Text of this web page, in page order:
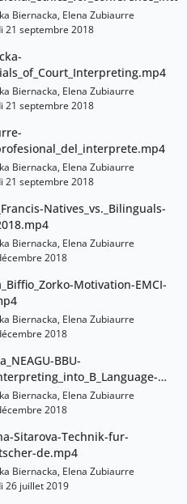
Biernacka, Elena Zubiaurre
21 septembre 2018
Biernacka, Elena Zubiaurre
21 septembre 2018
Biernacka, Elena Zubiaurre
21 septembre 2018
Natives_vs._Bilinguals-
Biernacka, Elena Zubiaurre
2018
Motivation-EMCI-
Biernacka, Elena Zubiaurre
2018
BBU-
Biernacka, Elena Zubiaurre
2018
Sitarova-Technik-fur-
de.mp4
Biernacka, Elena Zubiaurre
26 juillet 2019